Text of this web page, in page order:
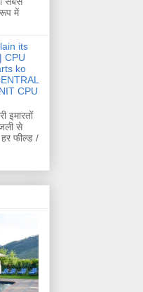
में
its
CPU
ko
CPU
इमारतों
से
फील्ड /